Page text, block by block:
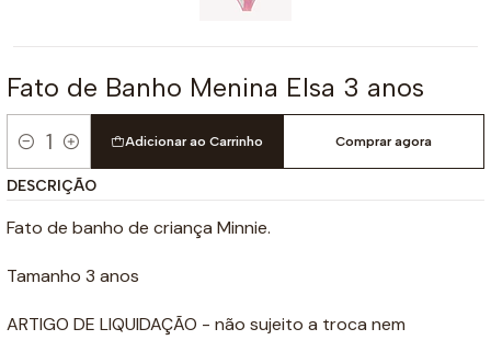
Fato de Banho Menina Elsa 3 anos
Quantidade
Adicionar ao Carrinho Comprar agora
DESCRIÇÃO
Fato de banho de criança Minnie.
Tamanho 3 anos
ARTIGO DE LIQUIDAÇÃO - não sujeito a troca nem